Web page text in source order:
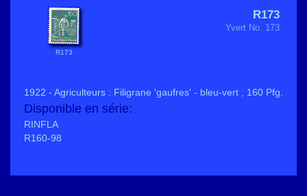
R173
R173
Yvert No. 173
1922 - Agriculteurs : Filigrane 'gaufres' - bleu-vert ; 160 Pfg.
Disponible en série:
RINFLA
R160-98